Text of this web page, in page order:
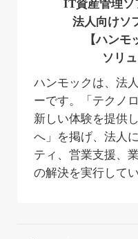
IT資産管理ソ
法人向けソ
【ハン
ソリ
ハンモックは、法
ーです。「テクノ
新しい体験を提供
へ」を掲げ、法人
ティ、営業支援、
の解決を実行してい